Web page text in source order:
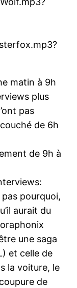
matin à 9h
plus
pas
de 6h
de 9h à
pourquoi,
aurait du
une saga
et celle de
la voiture, le
de